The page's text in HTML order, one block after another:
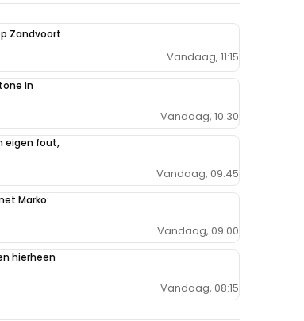
Zandvoort
Vandaag, 11:15
in
Vandaag, 10:30
eigen fout,
Vandaag, 09:45
Marko:
Vandaag, 09:00
hierheen
Vandaag, 08:15